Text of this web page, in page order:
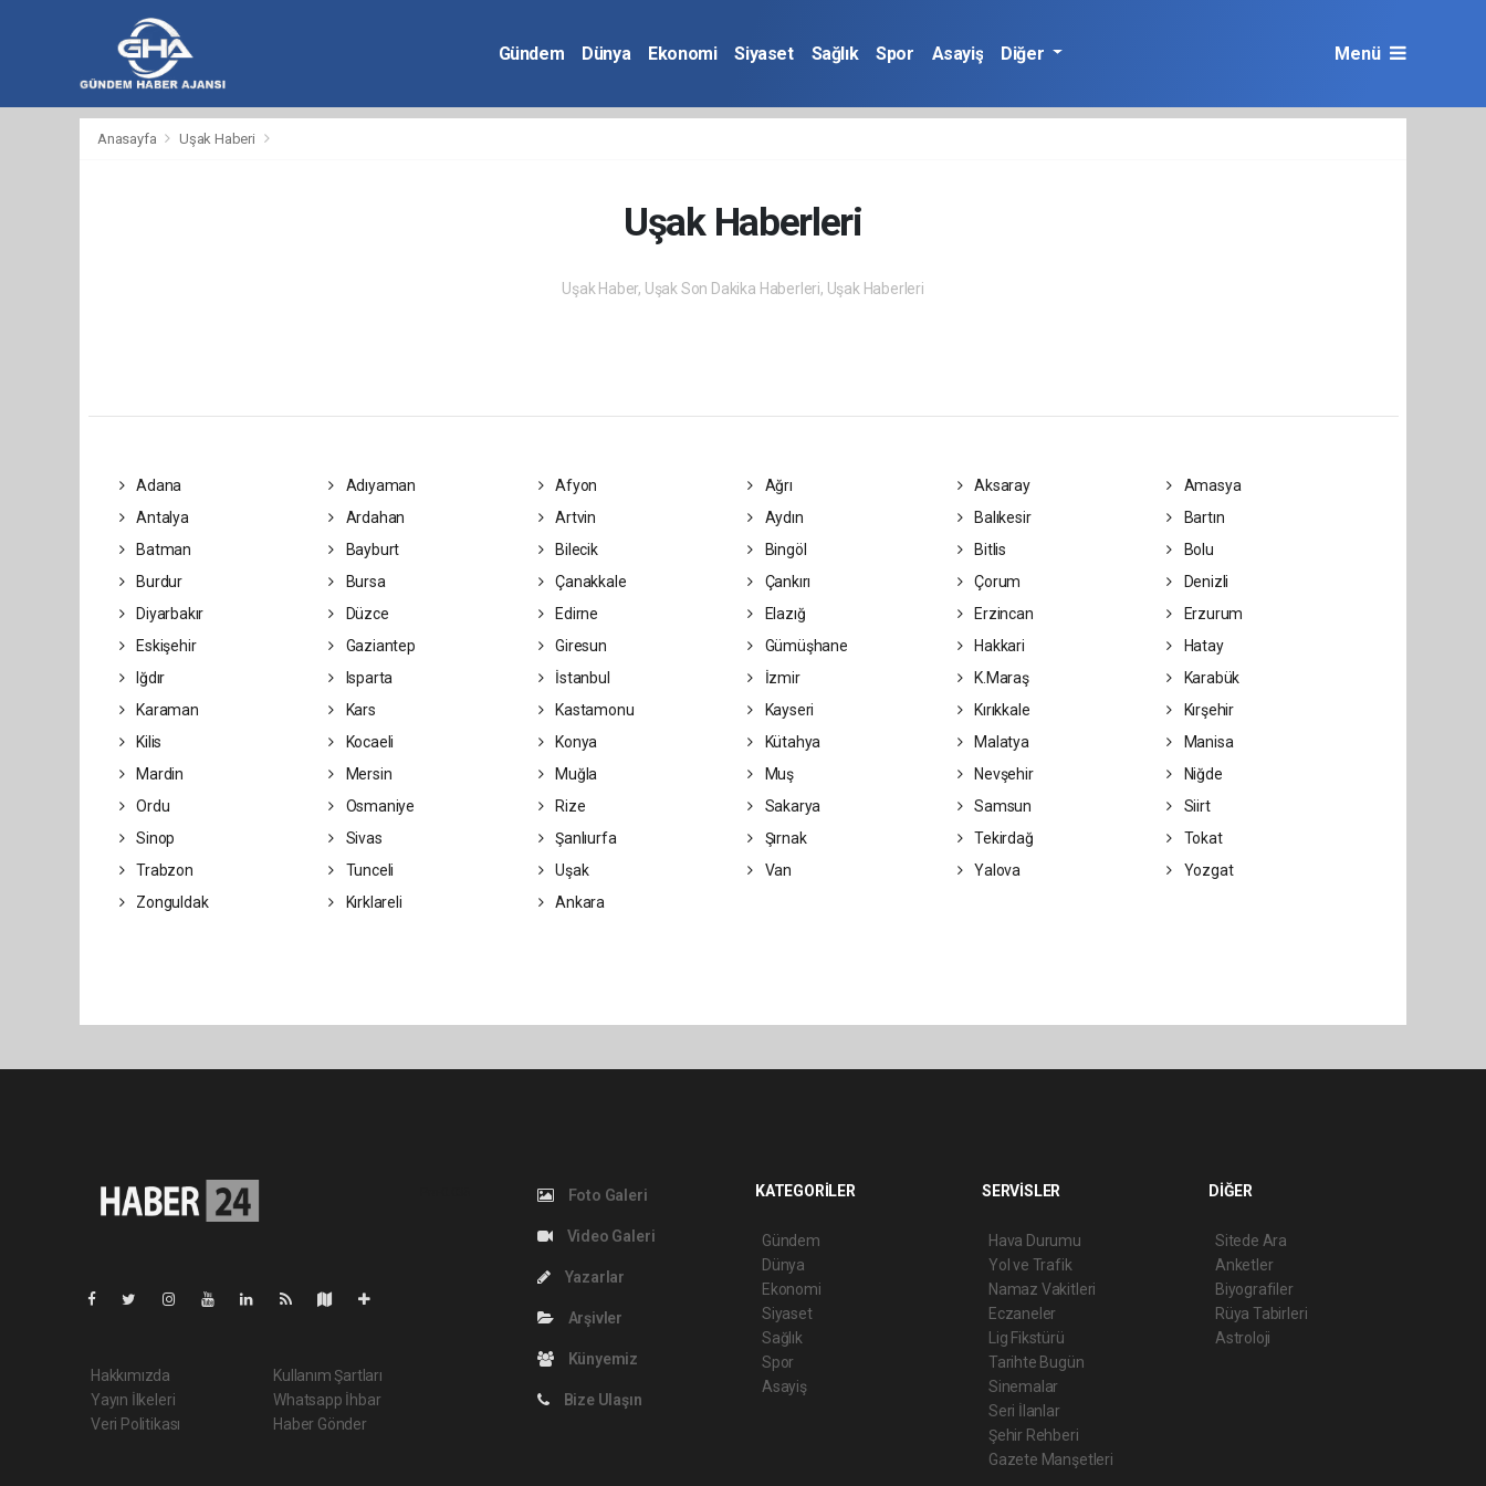
Gündem Dünya Ekonomi Siyaset Sağlık Spor Asayiş Diğer Menü
taraftarium24
taraftarium24
taraftarium24
Anasayfa Uşak Haberi
Uşak Haberleri
Uşak Haber, Uşak Son Dakika Haberleri, Uşak Haberleri
Adana Adıyaman Afyon Ağrı Aksaray
Amasya
Antalya
Ardahan Artvin Aydın Balıkesir
Bartın
Batman
Bayburt Bilecik Bingöl Bitlis
Bolu
Burdur
Bursa Çanakkale Çankırı Çorum
Denizli
Diyarbakır
Düzce Edirne Elazığ Erzincan
Erzurum
Eskişehir
Gaziantep Giresun Gümüşhane Hakkari
Hatay
Iğdır
Isparta İstanbul İzmir K.Maraş
Karabük
Karaman
Kars Kastamonu Kayseri Kırıkkale
Kırşehir
Kilis
Kocaeli Konya Kütahya Malatya
Manisa
Mardin
Mersin Muğla Muş Nevşehir
Niğde
Ordu
Osmaniye Rize Sakarya Samsun
Siirt
Sinop
Sivas Şanlıurfa Şırnak Tekirdağ
Tokat
Trabzon
Tunceli Uşak Van Yalova
Yozgat
Zonguldak
Kırklareli Ankara
Hakkımızda
Yayın İlkeleri
Veri Politikası
Kullanım Şartları
Whatsapp İhbar
Haber Gönder
Foto Galeri
Video Galeri
Yazarlar
Arşivler
Künyemiz
Bize Ulaşın
KATEGORİLER
Gündem
Dünya
Ekonomi
Siyaset
Sağlık
Spor
Asayiş
SERVİSLER
Hava Durumu
Yol ve Trafik
Namaz Vakitleri
Eczaneler
Lig Fikstürü
Tarihte Bugün
Sinemalar
Seri İlanlar
Şehir Rehberi
Gazete Manşetleri
DİĞER
Sitede Ara
Anketler
Biyografiler
Rüya Tabirleri
Astroloji